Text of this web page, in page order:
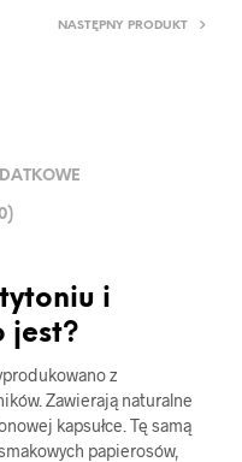
NASTĘPNY PRODUKT
i
jest?
z
Zawierają naturalne
kapsułce. Tę samą
papierosów,